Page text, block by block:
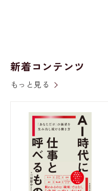
新着コンテンツ
もっと見る